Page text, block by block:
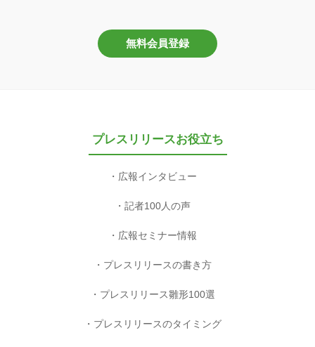
無料会員登録
プレスリリースお役立ち
広報インタビュー
記者100人の声
広報セミナー情報
プレスリリースの書き方
プレスリリース雛形100選
プレスリリースのタイミング